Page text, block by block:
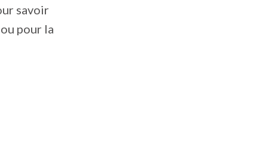
savoir
pour la